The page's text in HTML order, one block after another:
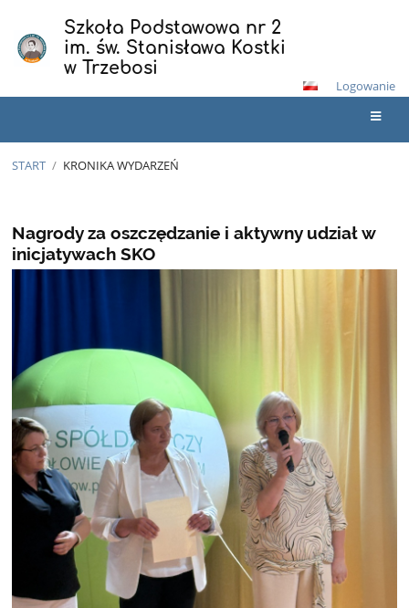
Szkoła Podstawowa nr 2
im. św. Stanisława Kostki
w Trzebosi
Logowanie
START / KRONIKA WYDARZEŃ
wydarzeń
Nagrody za oszczędzanie i aktywny udział w
inicjatywach SKO